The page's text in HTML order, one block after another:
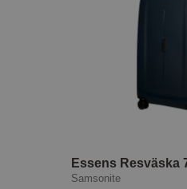
Essens Resväska
Samsonite